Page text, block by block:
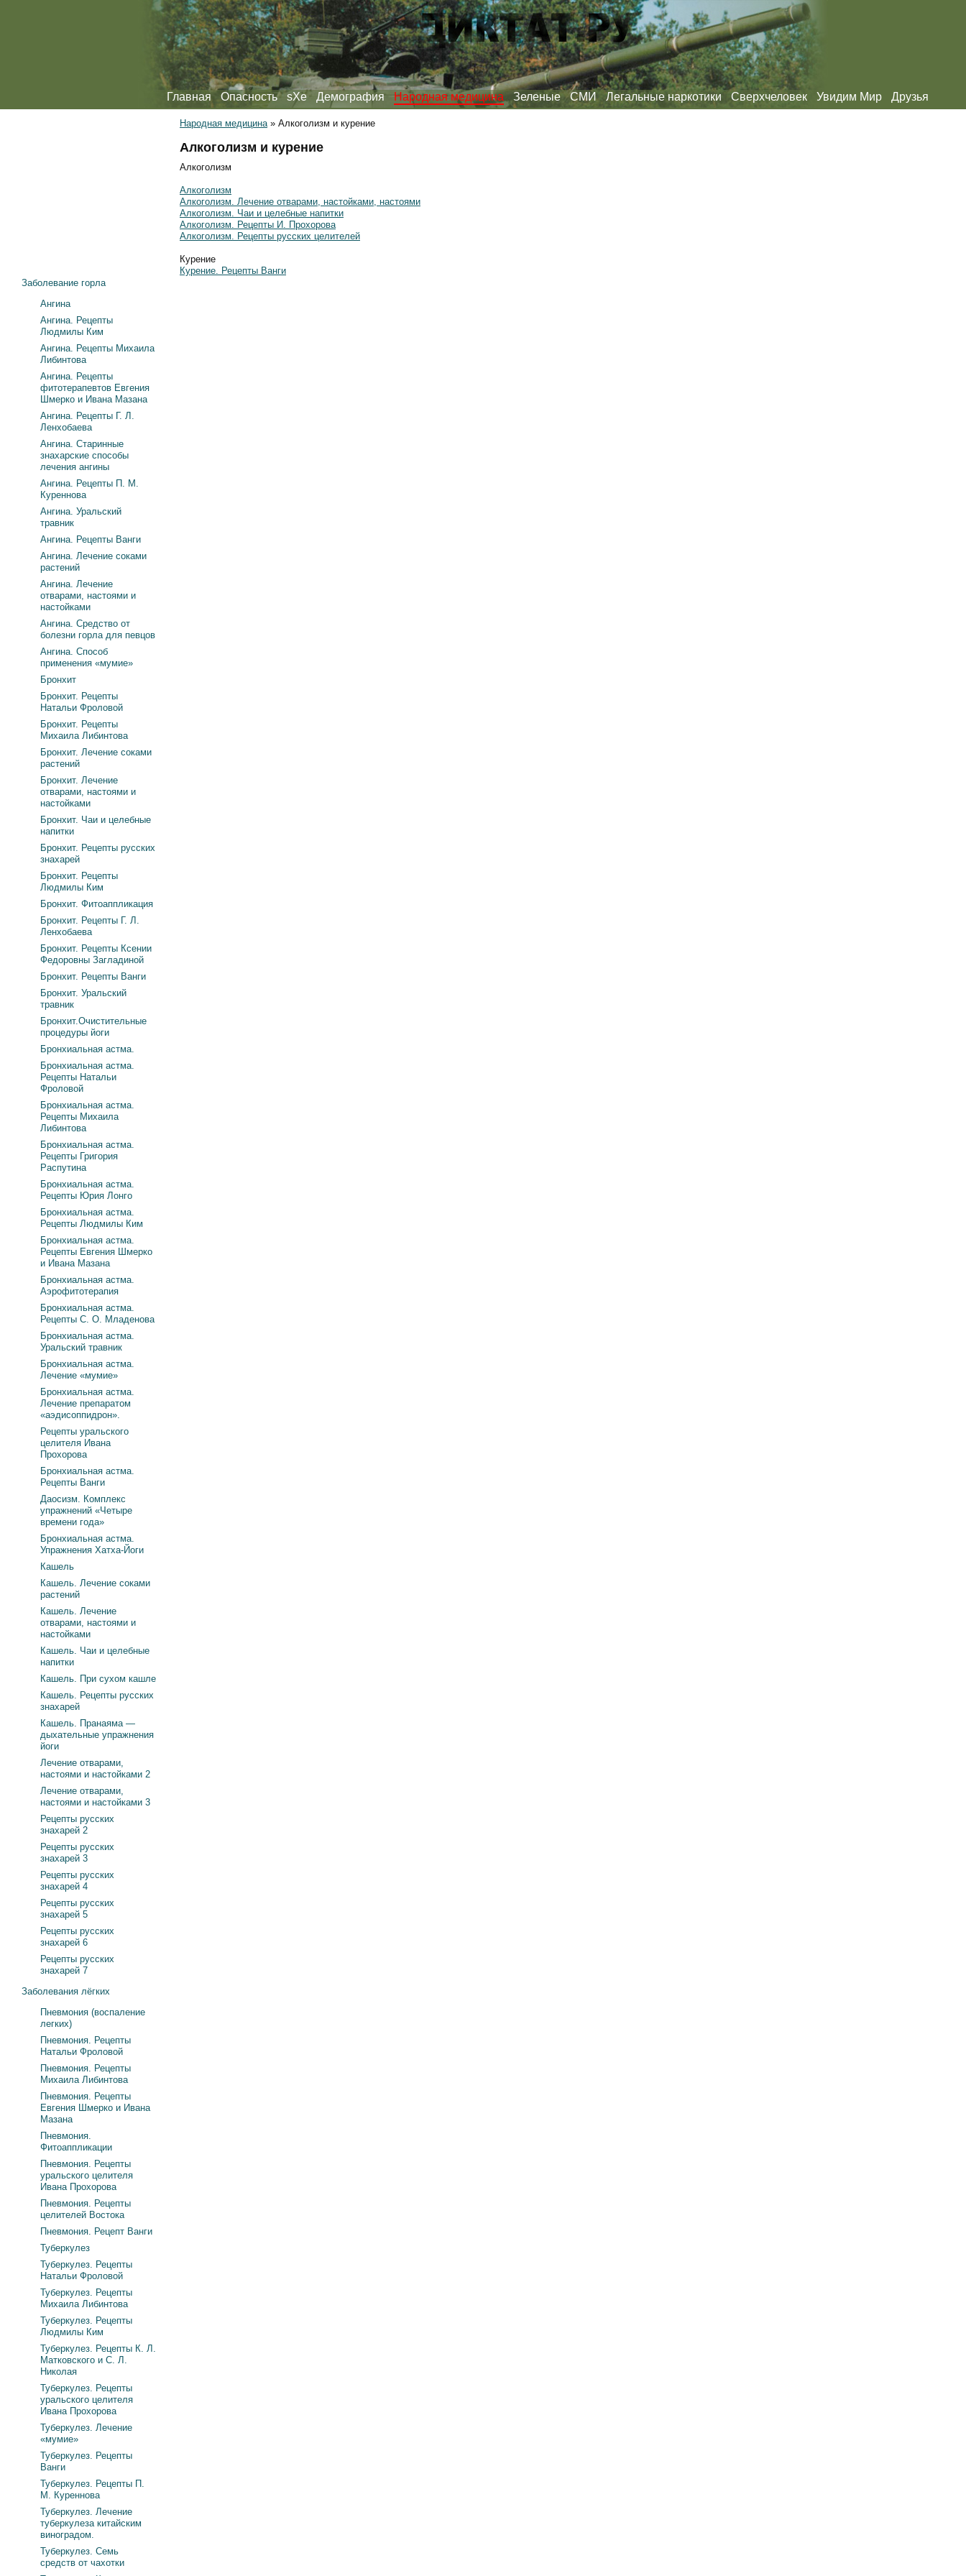
Главная Опасность sXe Демография Народная медицина Зеленые СМИ Легальные наркотики Сверхчеловек Увидим Мир Друзья
Народная медицина» Алкоголизм и курение
Алкоголизм и курение
Алкоголизм
Aлкоголизм
Aлкоголизм. Лечение отварами, настойками, настоями
Aлкоголизм. Чаи и целебные напитки
Aлкоголизм. Рецепты И. Прохорова
Aлкоголизм. Рецепты русских целителей
Курение
Курение. Рецепты Ванги
Заболевание горла
Ангина
Ангина. Рецепты
Людмилы Ким
Ангина. Рецепты Михаила
Либинтова
Ангина. Рецепты
фитотерапевтов Евгения
Шмерко и Ивана Мазана
Ангина. Рецепты Г. Л.
Ленхобаева
Ангина. Старинные
знахарские способы
лечения ангины
Ангина. Рецепты П. М.
Куреннова
Ангина. Уральский
травник
Ангина. Рецепты Ванги
Ангина. Лечение соками
растений
Ангина. Лечение
отварами, настоями и
настойками
Ангина. Средство от
болезни горла для певцов
Ангина. Способ
применения «мумие»
Бронхит
Бронхит. Рецепты
Натальи Фроловой
Бронхит. Рецепты
Михаила Либинтова
Бронхит. Лечение соками
растений
Бронхит. Лечение
отварами, настоями и
настойками
Бронхит. Чаи и целебные
напитки
Бронхит. Рецепты русских
знахарей
Бронхит. Рецепты
Людмилы Ким
Бронхит. Фитоаппликация
Бронхит. Рецепты Г. Л.
Ленхобаева
Бронхит. Рецепты Ксении
Федоровны Загладиной
Бронхит. Рецепты Ванги
Бронхит. Уральский
травник
Бронхит.Очистительные
процедуры йоги
Бронхиальная астма.
Бронхиальная астма.
Рецепты Натальи
Фроловой
Бронхиальная астма.
Рецепты Михаила
Либинтова
Бронхиальная астма.
Рецепты Григория
Распутина
Бронхиальная астма.
Рецепты Юрия Лонго
Бронхиальная астма.
Рецепты Людмилы Ким
Бронхиальная астма.
Рецепты Евгения Шмерко
и Ивана Мазана
Бронхиальная астма.
Аэрофитотерапия
Бронхиальная астма.
Рецепты С. О. Младенова
Бронхиальная астма.
Уральский травник
Бронхиальная астма.
Лечение «мумие»
Бронхиальная астма.
Лечение препаратом
«аэдисоппидрон».
Рецепты уральского
целителя Ивана
Прохорова
Бронхиальная астма.
Рецепты Ванги
Даосизм. Комплекс
упражнений «Четыре
времени года»
Бронхиальная астма.
Упражнения Хатха-Йоги
Кашель
Кашель. Лечение соками
растений
Кашель. Лечение
отварами, настоями и
настойками
Кашель. Чаи и целебные
напитки
Кашель. При сухом кашле
Кашель. Рецепты русских
знахарей
Кашель. Пранаяма —
дыхательные упражнения
йоги
Лечение отварами,
настоями и настойками 2
Лечение отварами,
настоями и настойками 3
Рецепты русских
знахарей 2
Рецепты русских
знахарей 3
Рецепты русских
знахарей 4
Рецепты русских
знахарей 5
Рецепты русских
знахарей 6
Рецепты русских
знахарей 7
Заболевания лёгких
Пневмония (воспаление
легких)
Пневмония. Рецепты
Натальи Фроловой
Пневмония. Рецепты
Михаила Либинтова
Пневмония. Рецепты
Евгения Шмерко и Ивана
Мазана
Пневмония.
Фитоаппликации
Пневмония. Рецепты
уральского целителя
Ивана Прохорова
Пневмония. Рецепты
целителей Востока
Пневмония. Рецепт Ванги
Туберкулез
Туберкулез. Рецепты
Натальи Фроловой
Туберкулез. Рецепты
Михаила Либинтова
Туберкулез. Рецепты
Людмилы Ким
Туберкулез. Рецепты К. Л.
Матковского и С. Л.
Николая
Туберкулез. Рецепты
уральского целителя
Ивана Прохорова
Туберкулез. Лечение
«мумие»
Туберкулез. Рецепты
Ванги
Туберкулез. Рецепты П.
М. Куреннова
Туберкулез. Лечение
туберкулеза китайским
виноградом.
Туберкулез. Семь
средств от чахотки